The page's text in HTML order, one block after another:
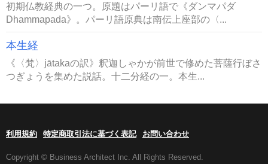
初期仏教経典の一つ。原題はパーリ語で《ダンマパダ
Dhammapada》。パーリ語原典は南伝上座部の〈...
本生経
《〈梵〉jātakaの訳》釈迦しゃかが前世で修めた菩薩行ぼさ
つぎょうを集めた説話。十二分経の一。本生...
利用規約 特定商取引法に基づく表記 お問い合わせ
Copyright © Business Architect Inc. All Rights Reserved.